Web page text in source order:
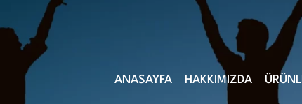
ANASAYFA HAKKIMIZDA